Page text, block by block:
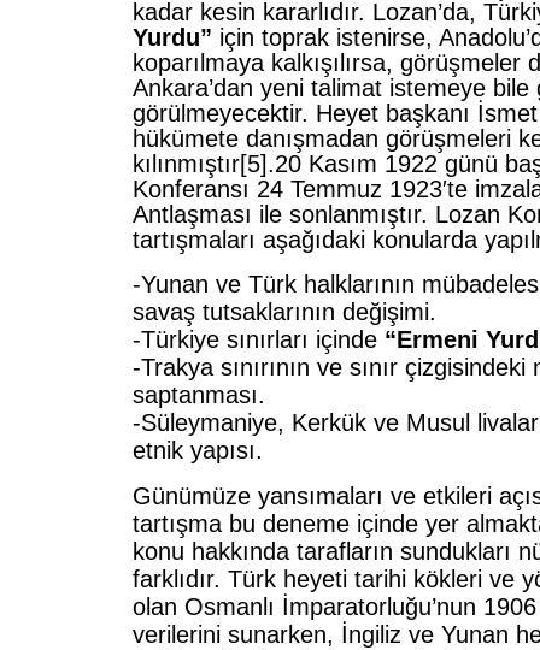
kadar kesin kararlıdır. Lozan’da,
Yurdu” için toprak istenirse,
koparılmaya kalkışılırsa, görüşmeler
Ankara’dan yeni talimat istemeye bile
görülmeyecektir. Heyet başkanı
hükümete danışmadan görüşmeleri
kılınmıştır[5].20 Kasım 1922 günü
Konferansı 24 Temmuz 1923′te
Antlaşması ile sonlanmıştır. Lozan
tartışmaları aşağıdaki konularda
-Yunan ve Türk halklarının
savaş tutsaklarının değişimi.
-Türkiye sınırları içinde “Ermeni
-Trakya sınırının ve sınır çizgisindeki
saptanması.
-Süleymaniye, Kerkük ve Musul
etnik yapısı.
Günümüze yansımaları ve etkileri
tartışma bu deneme içinde yer
konu hakkında tarafların sundukları
farklıdır. Türk heyeti tarihi kökleri ve
olan Osmanlı İmparatorluğu’nun
verilerini sunarken, İngiliz ve Yunan